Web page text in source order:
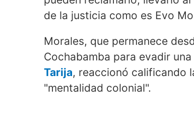
de la justicia como es Evo
Morales, que permanece
Cochabamba para evadir una
Tarija, reaccionó calificando
"mentalidad colonial".